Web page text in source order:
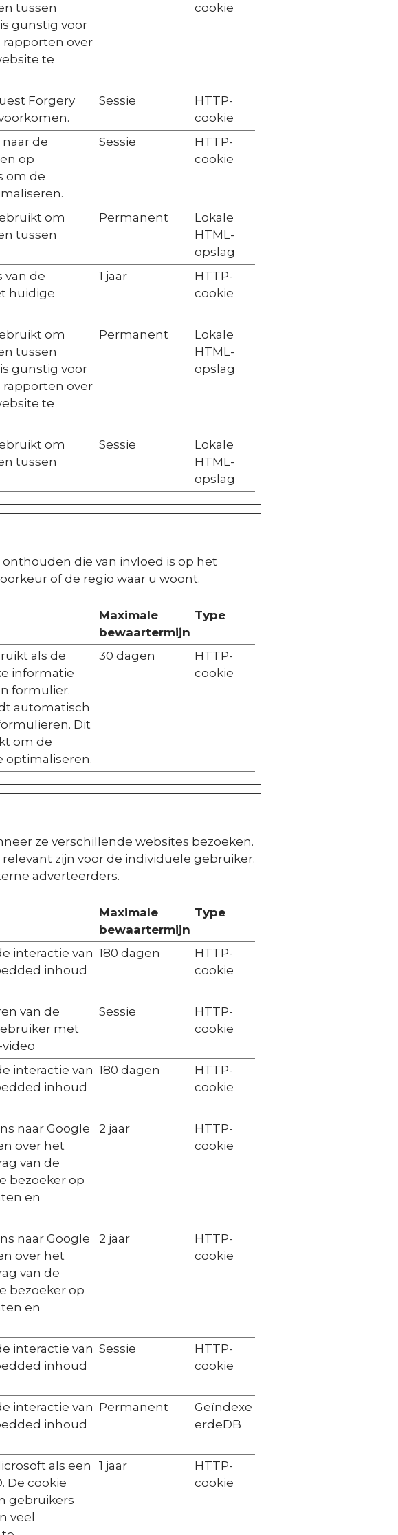
tussen
gunstig voor
over
te
cookie
Forgery
Sessie
HTTP-
cookie
de
op
om de
Sessie
HTTP-
cookie
om
tussen
Permanent
Lokale
HTML-
opslag
van de
huidige
1 jaar
HTTP-
cookie
om
tussen
gunstig voor
over
te
Permanent
Lokale
HTML-
opslag
om
tussen
Sessie
Lokale
HTML-
opslag
die van invloed is op het
of de regio waar u woont.
Maximale
bewaartermijn
Type
als de
informatie
formulier.
automatisch
Dit
om de
optimaliseren.
30 dagen
HTTP-
cookie
ze verschillende websites bezoeken.
zijn voor de individuele gebruiker.
adverteerders.
Maximale
bewaartermijn
Type
interactie van
inhoud
180 dagen
HTTP-
cookie
van de
met
Sessie
HTTP-
cookie
interactie van
inhoud
180 dagen
HTTP-
cookie
naar Google
over het
van de
bezoeker op
en
2 jaar
HTTP-
cookie
naar Google
over het
van de
bezoeker op
en
2 jaar
HTTP-
cookie
interactie van
inhoud
Sessie
HTTP-
cookie
interactie van
inhoud
Permanent
Geïndexe
erdeDB
als een
De cookie
gebruikers
veel
1 jaar
HTTP-
cookie